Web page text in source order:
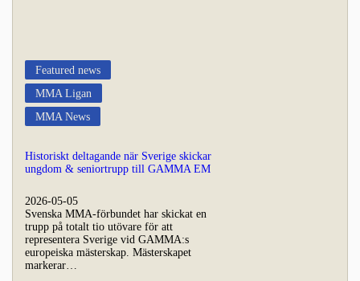
Featured news
MMA Ligan
MMA News
Historiskt deltagande när Sverige skickar
ungdom & seniortrupp till GAMMA EM
2026-05-05
Svenska MMA-förbundet har skickat en
trupp på totalt tio utövare för att
representera Sverige vid GAMMA:s
europeiska mästerskap. Mästerskapet
markerar…